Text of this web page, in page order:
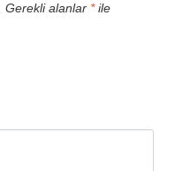
Gerekli alanlar *ile